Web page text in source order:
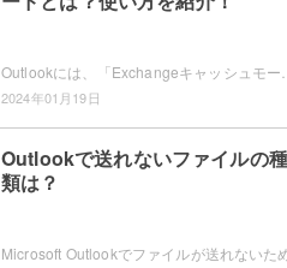
2024年01月19日
Outlookで送れないファイルの種
類は？